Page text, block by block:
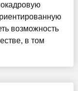
возможность
в том